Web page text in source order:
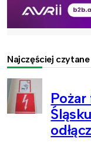
Najczęściej czytane